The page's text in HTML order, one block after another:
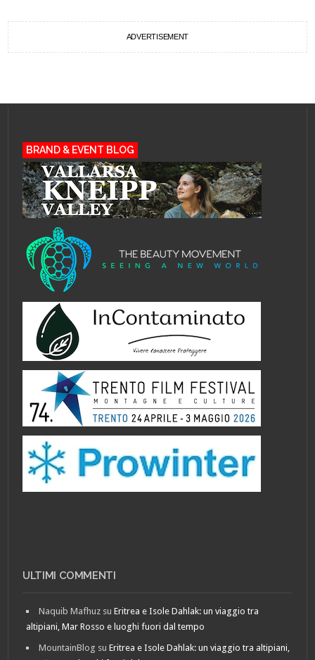
ADVERTISEMENT
BRAND & EVENT BLOG
ULTIMI COMMENTI
Naquib Mafhuz suEritrea e Isole Dahlak: un viaggio tra
altipiani, Mar Rosso e luoghi fuori dal tempo
MountainBlog suEritrea e Isole Dahlak: un viaggio tra altipiani,